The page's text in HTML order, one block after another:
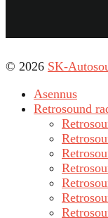
© 2026 SK-
Asennus
Retrosound